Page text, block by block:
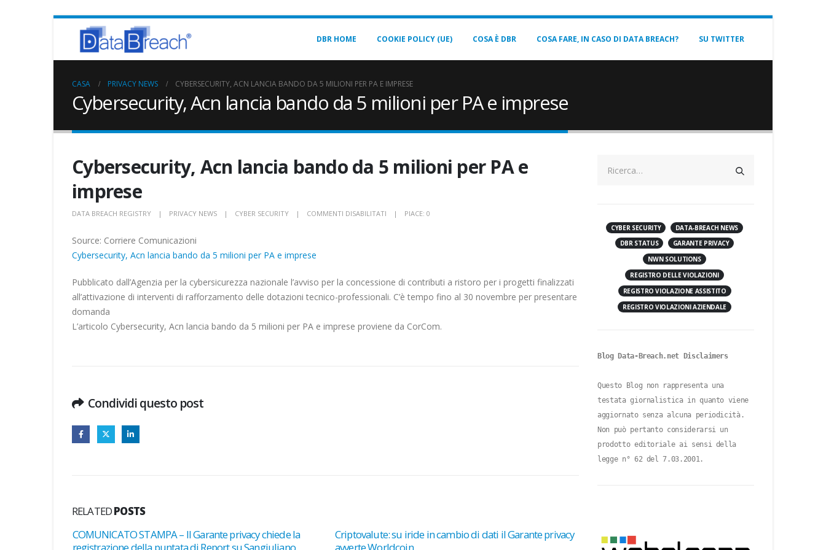
DBR HOME COOKIE POLICY (UE) COSA È DBR COSA FARE, IN CASO DI DATA BREACH? SU TWITTER
CASA PRIVACY NEWS CYBERSECURITY, ACN LANCIA BANDO DA 5 MILIONI PER PA E IMPRESE
Cybersecurity, Acn lancia bando da 5 milioni per PA e imprese
Cybersecurity, Acn lancia bando da 5 milioni per PA e
imprese
DATA BREACH REGISTRY PRIVACY NEWS CYBER SECURITY COMMENTI DISABILITATI
DA
5
PER
PIACE: 0
Source: Corriere Comunicazioni
Cybersecurity, Acn lancia bando da 5 milioni per PA e imprese
Pubblicato dall’Agenzia per la cybersicurezza nazionale l’avviso per la concessione di contributi a ristoro per i progetti finalizzati
all’attivazione di interventi di rafforzamento delle dotazioni tecnico-professionali. C’è tempo fino al 30 novembre per presentare
domanda
L’articolo Cybersecurity, Acn lancia bando da 5 milioni per PA e imprese proviene da CorCom.
Condividi questo post
RELATEDPOSTS
COMUNICATO STAMPA – Il Garante privacy chiede la
registrazione della puntata di Report su Sangiuliano
Criptovalute: su iride in cambio di dati il Garante privacy
avverte Worldcoin
Intelligenza artificiale: il Garante blocca ChatGPT.
Raccolta illecita di dati personali. Assenza di sistemi
CYBER SECURITY
DATA-BREACH NEWS
DBR STATUS
GARANTE PRIVACY
NWN SOLUTIONS
REGISTRO DELLE VIOLAZIONI
REGISTRO VIOLAZIONE ASSISTITO
REGISTRO VIOLAZIONI AZIENDALE
Blog Data-Breach.net Disclaimers
Questo Blog non rappresenta una
testata giornalistica in quanto viene
aggiornato senza alcuna periodicità.
Non può pertanto considerarsi un
prodotto editoriale ai sensi della
legge n° 62 del 7.03.2001.